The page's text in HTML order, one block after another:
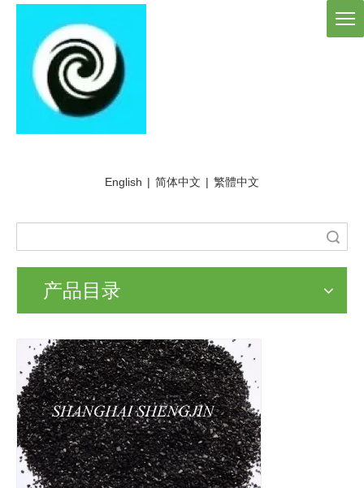
English | 简体中文 | 繁體中文
产品目录